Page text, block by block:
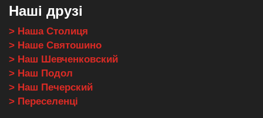
Наші друзі
> Наша Столиця
> Наше Святошино
> Наш Шевченковский
> Наш Подол
> Наш Печерский
> Переселенці